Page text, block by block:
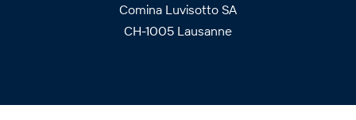
Comina Luvisotto SA
CH-1005 Lausanne